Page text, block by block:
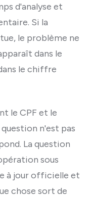
d'analyse et
Si la
le problème ne
dans le
le chiffre
le CPF et le
n'est pas
La question
sous
à jour officielle et
chose sort de